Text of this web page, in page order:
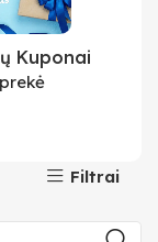
Kuponai
Filtrai